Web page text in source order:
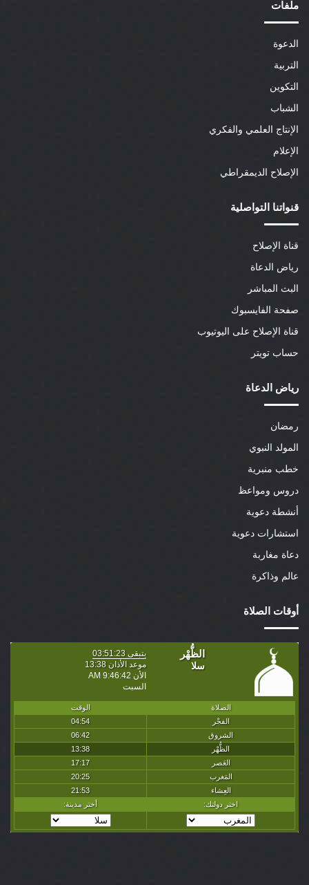
ملفات
الدعوة
التربية
التكوين
الشباب
الإنتاج العلمي والفكري
الإعلام
الإصلاح الديمقراطي
قنواتنا التواصلية
قناة الإصلاح
رياض الدعاة
البث المباشر
صفحة الفايسبوك
قناة الإصلاح على اليوتيوب
حساب تويتر
رياض الدعاة
رمضان
المولد النبوي
خطب منبرية
دروس ومواعظ
أنشطة دعوية
استشارات دعوية
دعاة مغاربة
عالم وذاكرة
أوقات الصلاة